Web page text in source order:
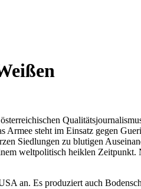
steht im Einsatz gegen
Siedlungen zu blutigen
weltpolitisch heiklen
an. Es produziert auch